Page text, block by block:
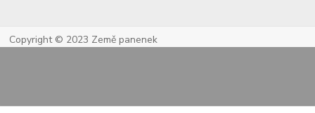
Copyright © 2023 Země panenek